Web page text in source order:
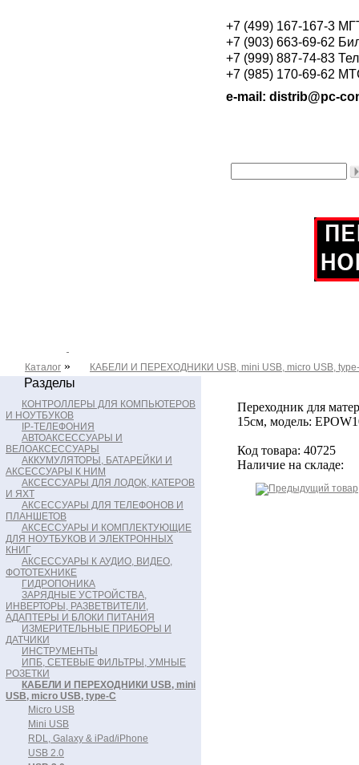
+7 (499) 167-167-3
+7 (903) 663-69-62
+7 (999) 887-74-83
+7 (985) 170-69-62
e-mail: distrib@pc-
Каталог » КАБЕЛИ И ПЕРЕХОДНИКИ USB, mini USB, micro USB,
Разделы
КОНТРОЛЛЕРЫ ДЛЯ КОМПЬЮТЕРОВ
И НОУТБУКОВ
IP-ТЕЛЕФОНИЯ
АВТОАКСЕССУАРЫ И
ВЕЛОАКСЕССУАРЫ
АККУМУЛЯТОРЫ, БАТАРЕЙКИ И
АКСЕССУАРЫ К НИМ
АКСЕССУАРЫ ДЛЯ ЛОДОК, КАТЕРОВ
И ЯХТ
АКСЕССУАРЫ ДЛЯ ТЕЛЕФОНОВ И
ПЛАНШЕТОВ
АКСЕССУАРЫ И КОМПЛЕКТУЮЩИЕ
ДЛЯ НОУТБУКОВ И ЭЛЕКТРОННЫХ
КНИГ
АКСЕССУАРЫ К АУДИО, ВИДЕО,
ФОТОТЕХНИКЕ
ГИДРОПОНИКА
ЗАРЯДНЫЕ УСТРОЙСТВА,
ИНВЕРТОРЫ, РАЗВЕТВИТЕЛИ,
АДАПТЕРЫ И БЛОКИ ПИТАНИЯ
ИЗМЕРИТЕЛЬНЫЕ ПРИБОРЫ И
ДАТЧИКИ
ИНСТРУМЕНТЫ
ИПБ, СЕТЕВЫЕ ФИЛЬТРЫ, УМНЫЕ
РОЗЕТКИ
КАБЕЛИ И ПЕРЕХОДНИКИ USB, mini
USB, micro USB, type-C
Micro USB
Mini USB
RDL, Galaxy & iPad/iPhone
USB 2.0
Переходник для
15см, модель:
Код товара: 40725
Наличие на складе: